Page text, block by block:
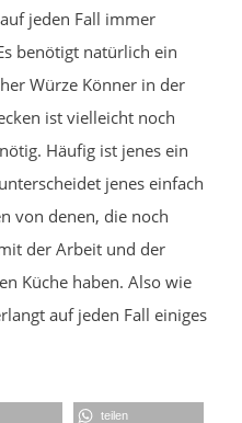
auf jeden Fall immer
benötigt natürlich ein
Würze Könner in der
ist vielleicht noch
Häufig ist jenes ein
jenes einfach
von denen, die noch
der Arbeit und der
Küche haben. Also wie
auf jeden Fall einiges
teilen